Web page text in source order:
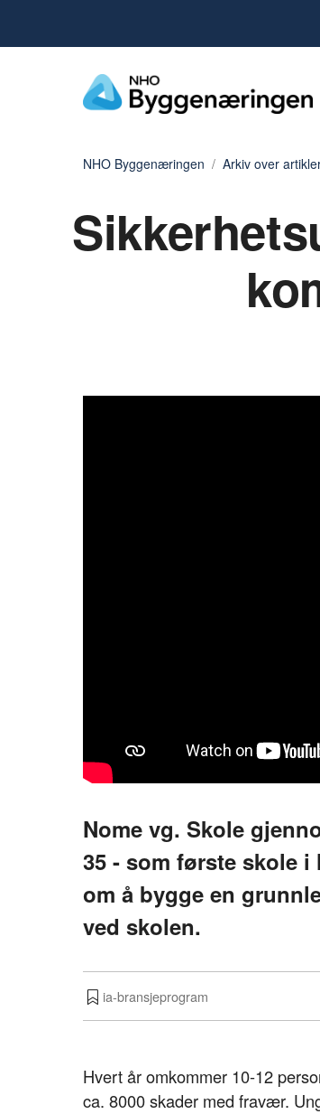
NHO Byggenæringen Arkiv over
Nome vg. Skole
35 - som første skole
om å bygge en
ved skolen.
ia-bransjeprogram
Hvert år omkommer 10-12
ca. 8000 skader med fravær.